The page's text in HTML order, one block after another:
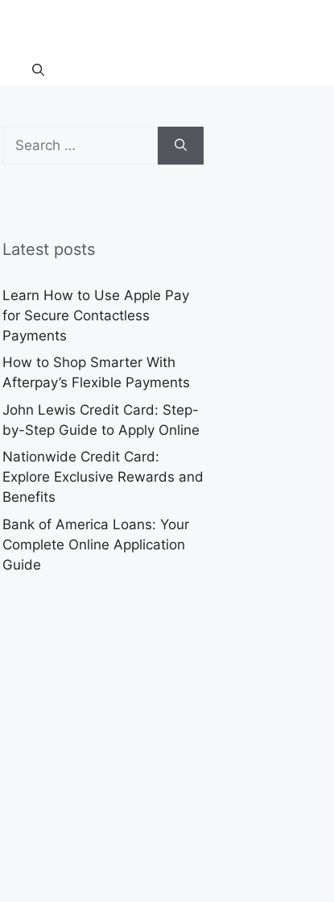
for:
Latest posts
Learn How to Use Apple Pay
for Secure Contactless
Payments
How to Shop Smarter With
Afterpay’s Flexible Payments
John Lewis Credit Card: Step-
by-Step Guide to Apply Online
Nationwide Credit Card:
Explore Exclusive Rewards and
Benefits
Bank of America Loans: Your
Complete Online Application
Guide